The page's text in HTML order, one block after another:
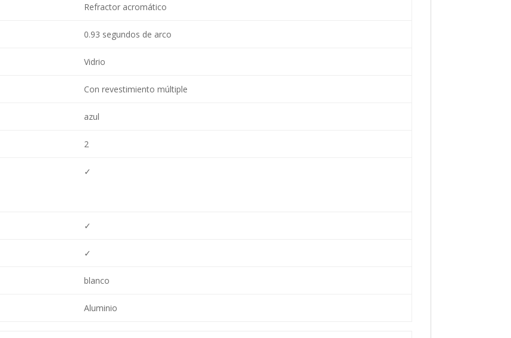
Refractor acromático
0.93 segundos de arco
Vidrio
Con revestimiento múltiple
azul
2
✓
✓
✓
blanco
Aluminio